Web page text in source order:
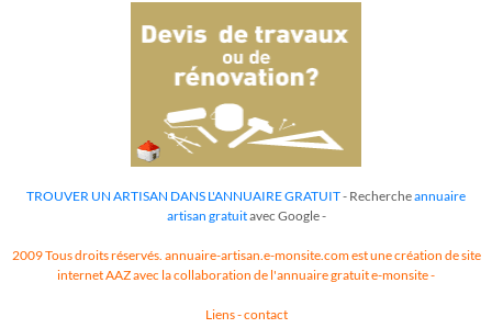
TROUVER UN ARTISAN DANS L'ANNUAIRE GRATUIT- Rechercheannuaire
artisan gratuitavec Google -
2009 Tous droits réservés. annuaire-artisan.e-monsite.com est une création de site
internet AAZ avec la collaboration de l'annuaire gratuite-monsite-
Liens-contact